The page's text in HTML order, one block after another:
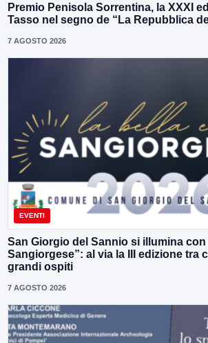
Premio Penisola Sorrentina, la XXXI
Tasso nel segno de “La Repubblica
7 AGOSTO 2026
EVENTI
San Giorgio del Sannio si illumina con
Sangiorgese”: al via la III edizione tra
grandi ospiti
7 AGOSTO 2026